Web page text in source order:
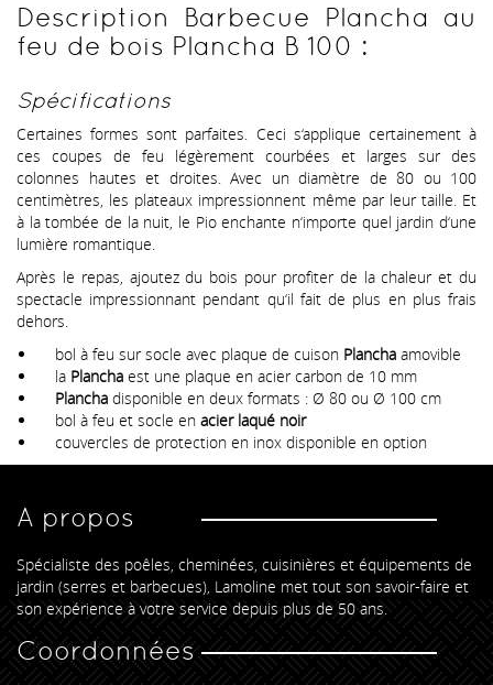
Description Barbecue Plancha au
feu de bois Plancha B 100 :
Spécifications
Certaines formes sont parfaites. Ceci s‘applique certainement à
ces coupes de feu légèrement courbées et larges sur des
colonnes hautes et droites. Avec un diamètre de 80 ou 100
centimètres, les plateaux impressionnent même par leur taille. Et
à la tombée de la nuit, le Pio enchante n‘importe quel jardin d‘une
lumière romantique.
Après le repas, ajoutez du bois pour profiter de la chaleur et du
spectacle impressionnant pendant qu‘il fait de plus en plus frais
dehors.
bol à feu sur socle avec plaque de cuison Plancha amovible
la Plancha est une plaque en acier carbon de 10 mm
Plancha disponible en deux formats : Ø 80 ou Ø 100 cm
bol à feu et socle en acier laqué noir
couvercles de protection en inox disponible en option
A propos
Spécialiste des poêles, cheminées, cuisinières et équipements de
jardin (serres et barbecues), Lamoline met tout son savoir-faire et
son expérience à votre service depuis plus de 50 ans.
Coordonnées